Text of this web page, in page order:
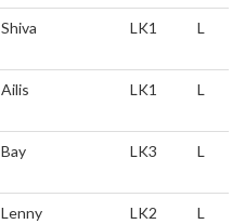
Shiva LK1 L
Ailis LK1 L
Bay LK3 L
Lenny LK2 L